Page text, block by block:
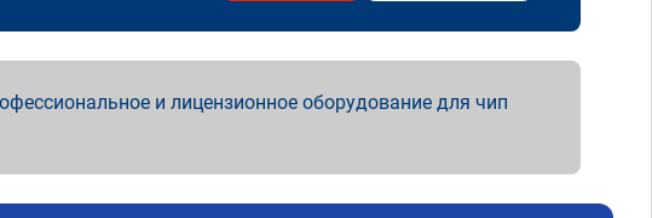
и лицензионное оборудование для чип